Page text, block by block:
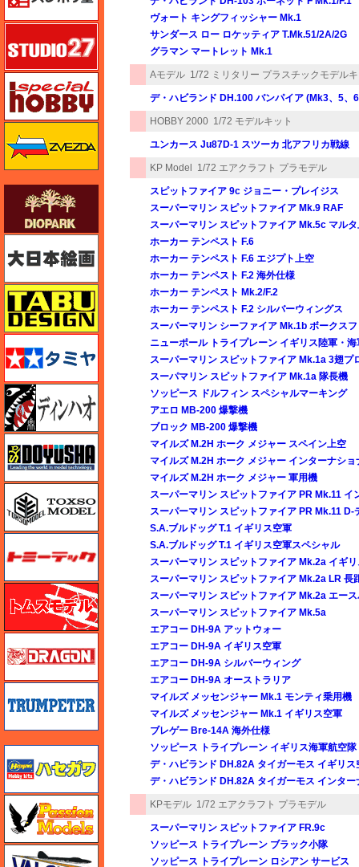
ヴォート キングフィッシャー Mk.1
サンダース ロー ロケッティア T.Mk.51/2A/2G
グラマン マートレット Mk.1
Aモデル 1/72 ミリタリー プラスチックモデル
デ・ハビランド DH.100 バンパイア (Mk3、5、
HOBBY 2000 1/72 モデルキット
ユンカース Ju87D-1 スツーカ 北アフリカ戦線
KP Model 1/72 エアクラフト プラモデル
スピットファイア 9c ジョニー・プレイジス
スーパーマリン スピットファイア Mk.9 RAF
スーパーマリン スピットファイア Mk.5c マル
ホーカー テンペスト F.6
ホーカー テンペスト F.6 エジプト上空
ホーカー テンペスト F.2 海外仕様
ホーカー テンペスト Mk.2/F.2
ホーカー テンペスト F.2 シルバーウィングス
スーパーマリン シーファイア Mk.1b ボークス
ニューポール トライプレーン イギリス陸軍・
スーパーマリン スピットファイア Mk.1a 3翅プ
スーパマリン スピットファイア Mk.1a 隊長機
ソッピース ドルフィン スペシャルマーキング
アエロ MB-200 爆撃機
ブロック MB-200 爆撃機
マイルズ M.2H ホーク メジャー スペイン上空
マイルズ M.2H ホーク メジャー インターナショ
マイルズ M.2H ホーク メジャー 軍用機
スーパーマリン スピットファイア PR Mk.11 イ
スーパーマリン スピットファイア PR Mk.11 D-
S.A.ブルドッグ T.1 イギリス空軍
S.A.ブルドッグ T.1 イギリス空軍スペシャル
スーパーマリン スピットファイア Mk.2a イギ
スーパーマリン スピットファイア Mk.2a LR 長
スーパーマリン スピットファイア Mk.2a エー
スーパーマリン スピットファイア Mk.5a
エアコー DH-9A アットウォー
エアコー DH-9A イギリス空軍
エアコー DH-9A シルバーウィング
エアコー DH-9A オーストラリア
マイルズ メッセンジャー Mk.1 モンティ乗用機
マイルズ メッセンジャー Mk.1 イギリス空軍
ブレゲー Bre-14A 海外仕様
ソッピース トライプレーン イギリス海軍航空隊
デ・ハビランド DH.82A タイガーモス イギリス
デ・ハビランド DH.82A タイガーモス インター
KPモデル 1/72 エアクラフト プラモデル
スーパーマリン スピットファイア FR.9c
ソッピース トライプレーン ブラック小隊
ソッピース トライプレーン ロシアン サービス
スタジオ27・タブデザイン
スペシャルホビー
ダイオパーク（diopark）
タブデザイン・スタジオ27
ディン・ハオ
トキソモデル（toxso_model）
トミーテック
バロムモデル